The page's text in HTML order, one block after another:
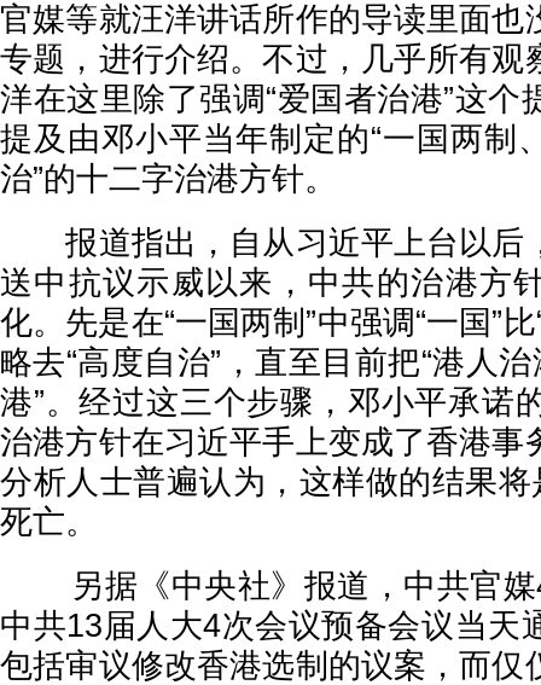
官媒等就汪洋讲话所作的导读里面也
专题，进行介绍。不过，几乎所有观
洋在这里除了强调“爱国者治港”这个
提及由邓小平当年制定的“一国两制
治”的十二字治港方针。
报道指出，自从习近平上台以后
送中抗议示威以来，中共的治港方
化。先是在“一国两制”中强调“一国”
略去“高度自治”，直至目前把“港人
港”。经过这三个步骤，邓小平承诺
治港方针在习近平手上变成了香港事
分析人士普遍认为，这样做的结果将
死亡。
另据《中央社》报道，中共官媒
中共13届人大4次会议预备会议当天
包括审议修改香港选制的议案，而仅